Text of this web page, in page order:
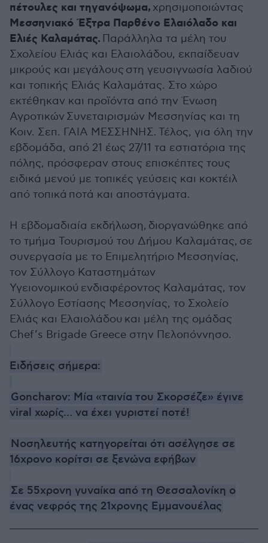
πέτουλες και τηγανόψωμα, χρησιμοποιώντας
Μεσσηνιακό Έξτρα Παρθένο Ελαιόλαδο και
Ελιές Καλαμάτας. Παράλληλα τα μέλη του
Σχολείου Ελιάς και Ελαιολάδου, εκπαίδευαν
μικρούς και μεγάλους στη γευσιγνωσία λαδιού
και τοπικής Ελιάς Καλαμάτας. Στο χώρο
εκτέθηκαν και προϊόντα από την Ένωση
Αγροτικών Συνεταιρισμών Μεσσηνίας και τη
Κοιν. Σεπ. ΓΑΙΑ ΜΕΣΣΗΝΗΣ. Τέλος, για όλη την
εβδομάδα, από 21 έως 27/11 τα εστιατόρια της
πόλης, πρόσφεραν στους επισκέπτες τους
ειδικά μενού με τοπικές γεύσεις και κοκτέιλ
από τοπικά ποτά και αποστάγματα.
Η εβδομαδιαία εκδήλωση, διοργανώθηκε από
το τμήμα Τουρισμού του Δήμου Καλαμάτας, σε
συνεργασία με το Επιμελητήριο Μεσσηνίας,
τον Σύλλογο Καταστημάτων
Υγειονομικού ενδιαφέροντος Καλαμάτας, τον
Σύλλογο Εστίασης Μεσσηνίας, το Σχολείο
Ελιάς και Ελαιολάδου και μέλη της ομάδας
Chef’s Brigade Greece στην Πελοπόννησο.
Ειδήσεις σήμερα:
Goncharov: Μία «ταινία του Σκορσέζε» έγινε
viral χωρίς… να έχει γυριστεί ποτέ!
Νοσηλευτής κατηγορείται ότι ασέλγησε σε
16χρονο κορίτσι σε ξενώνα εφήβων
Σε 55χρονη γυναίκα από τη Θεσσαλονίκη ο
ένας νεφρός της 21χρονης Εμμανουέλας